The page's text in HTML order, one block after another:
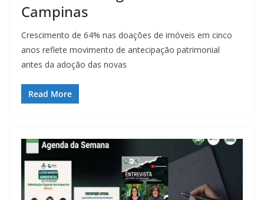
Campinas
Crescimento de 64% nas doações de imóveis em cinco
anos reflete movimento de antecipação patrimonial
antes da adoção das novas
Read More